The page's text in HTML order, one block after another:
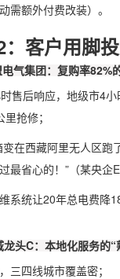
需额外付费改装）。
：客户用脚
气集团：复购率82%
售后响应，地级市4
抢修；
变在西藏阿里无人区
最省心的！”（某央企
系统让20年总电费降
龙头C：本地化服务的“
三四线城市覆盖密；